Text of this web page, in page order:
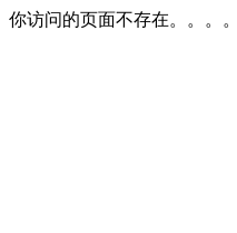
你访问的页面不存在。。。。